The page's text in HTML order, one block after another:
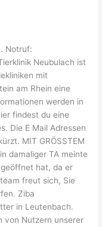
Notruf:
Neubulach ist
mit
am Rhein eine
werden in
findest du eine
Die E Mail Adressen
MIT GRÖSSTEM
damaliger TA meinte
hat, da er
freut sich, Sie
Ziba
in Leutenbach.
von Nutzern unserer